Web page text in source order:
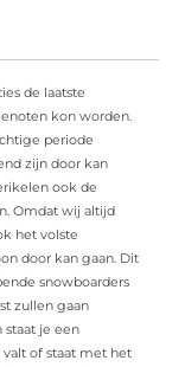
de laatste
kon worden.
periode
zijn door kan
ook de
Omdat wij altijd
het volste
door kan gaan. Dit
snowboarders
zullen gaan
staat je een
of staat met het